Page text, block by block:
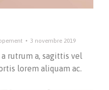
3 novembre 2019
rutrum a, sagittis vel
lorem aliquam ac.